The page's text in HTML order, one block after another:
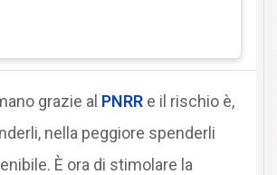
grazie al PNRRe il rischio è,
nella peggiore spenderli
È ora di stimolare la